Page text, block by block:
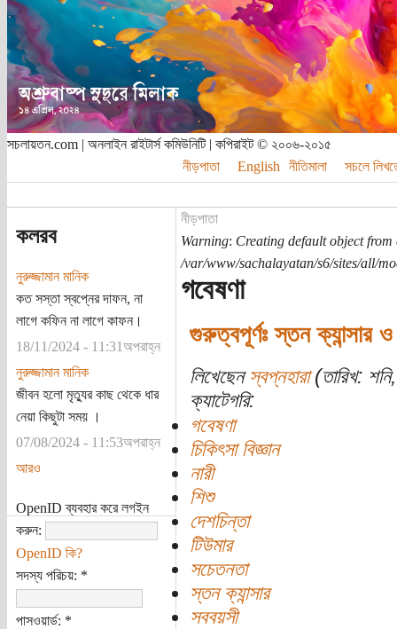
সচলায়তন.com | অনলাইন রাইটার্স কমিউনিটি | কপিরাইট © ২০০৬-২০১৫
নীড়পাতা
English নীতিমালা সচলে
কলরব
নুরুজ্জামান মানিক
কত সস্তা স্বপ্নের দাফন, না
লাগে কফিন না লাগে কাফন।
18/11/2024 - 11:31অপরাহ্ন
নুরুজ্জামান মানিক
জীবন হলো মৃত্যুর কাছ থেকে ধার
নেয়া কিছুটা সময় ।
07/08/2024 - 11:53অপরাহ্ন
আরও
OpenID ব্যবহার করে লগইন
করুন:
OpenID কি?
সদস্য পরিচয়: *
পাসওয়ার্ড: *
নীড়পাতা
Warning: Creating default object from
/var/www/sachalayatan/s6/sites/all/
গবেষণা
গুরুত্বপূর্ণঃ স্তন ক্যান্সার
লিখেছেন স্বপ্নহারা(তারিখ:
ক্যাটেগরি:
গবেষণা
চিকিৎসা বিজ্ঞান
নারী
শিশু
দেশচিন্তা
টিউমার
সচেতনতা
স্তন ক্যান্সার
সববয়সী